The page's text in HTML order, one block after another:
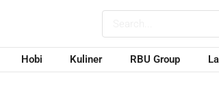
Hobi Kuliner RBU Group